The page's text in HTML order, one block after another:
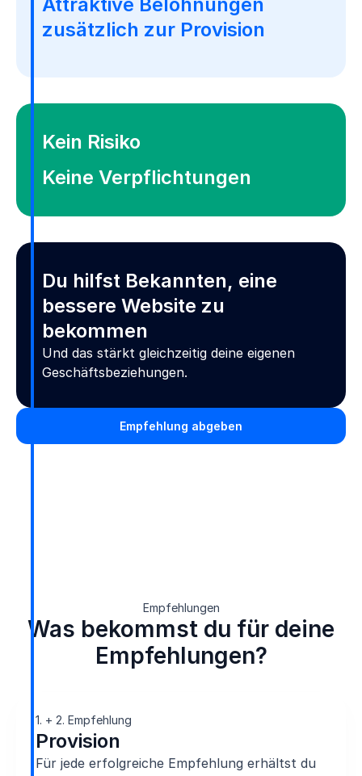
zusätzlich zur Provision
Kein Risiko
Keine Verpflichtungen
Du hilfst Bekannten, eine
bessere Website zu
bekommen
Und das stärkt gleichzeitig deine eigenen
Geschäftsbeziehungen.
Empfehlung abgeben
Empfehlungen
Was bekommst du für deine
Empfehlungen?
1. + 2. Empfehlung
Provision
Für jede erfolgreiche Empfehlung erhältst du